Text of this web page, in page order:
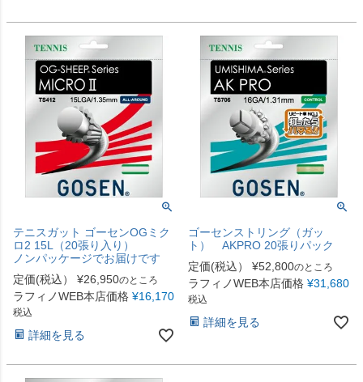
テニスガット ゴーセンOGミク
ロ2 15L（20張り入り）
ノンパッケージでお届けです
定価(税込）
¥26,950のところ
ラフィノWEB本店価格 ¥16,170
税込
詳細を見る
ゴーセンストリング（ガッ
ト） AKPRO 20張りパック
定価(税込）
¥52,800のところ
ラフィノWEB本店価格 ¥31,680
税込
詳細を見る